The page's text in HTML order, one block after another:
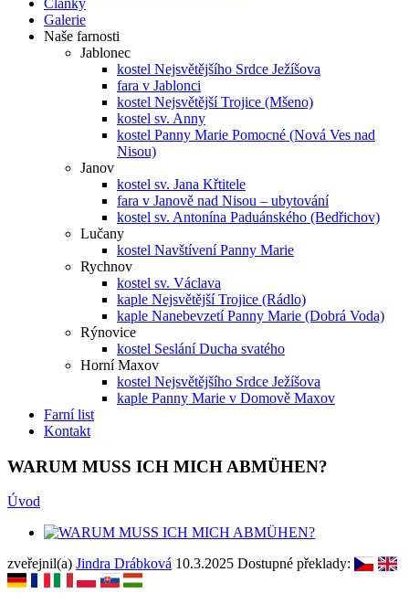
Články
Galerie
Naše farnosti
Jablonec
kostel Nejsvětějšího Srdce Ježíšova
fara v Jablonci
kostel Nejsvětější Trojice (Mšeno)
kostel sv. Anny
kostel Panny Marie Pomocné (Nová Ves nad
Nisou)
Janov
kostel sv. Jana Křtitele
fara v Janově nad Nisou – ubytování
kostel sv. Antonína Paduánského (Bedřichov)
Lučany
kostel Navštívení Panny Marie
Rychnov
kostel sv. Václava
kaple Nejsvětější Trojice (Rádlo)
kaple Nanebevzetí Panny Marie (Dobrá Voda)
Rýnovice
kostel Seslání Ducha svatého
Horní Maxov
kostel Nejsvětějšího Srdce Ježíšova
kaple Panny Marie v Domově Maxov
Farní list
Kontakt
WARUM MUSS ICH MICH ABMÜHEN?
Úvod
zveřejnil(a) Jindra Drábková 10.3.2025 Dostupné překlady: